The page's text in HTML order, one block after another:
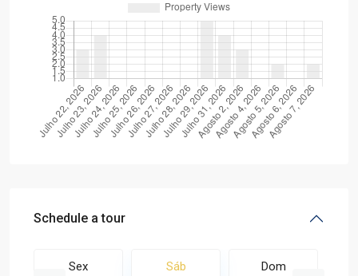
Schedule a tour
Sex Sáb Dom